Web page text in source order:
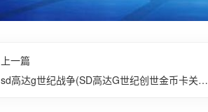
上一篇
sd高达g世纪战争(SD高达G世纪创世金币卡关攻